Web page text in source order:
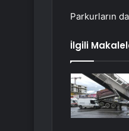
Parkurların
İlgili